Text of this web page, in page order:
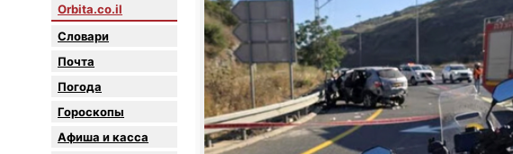
Orbita.co.il
Словари
Почта
Погода
Гороскопы
Афиша и касса